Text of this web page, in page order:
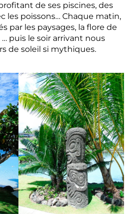
de ses piscines, des
les poissons… Chaque matin,
par les paysages, la flore de
… puis le soir arrivant nous
de soleil si mythiques.